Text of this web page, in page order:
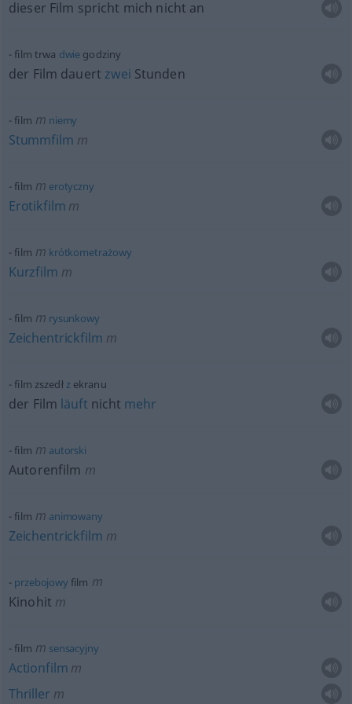
dieser Film spricht mich nicht an
film trwa dwie godziny
der Film dauert zwei Stunden
film m niemy
Stummfilm m
film m erotyczny
Erotikfilm m
film m krótkometrażowy
Kurzfilm m
film m rysunkowy
Zeichentrickfilm m
film zszedłzekranu
der Film läuft nicht mehr
film m autorski
Autorenfilm m
film m animowany
Zeichentrickfilm m
przebojowyfilm m
Kinohit m
film m sensacyjny
Actionfilm m
Thriller m